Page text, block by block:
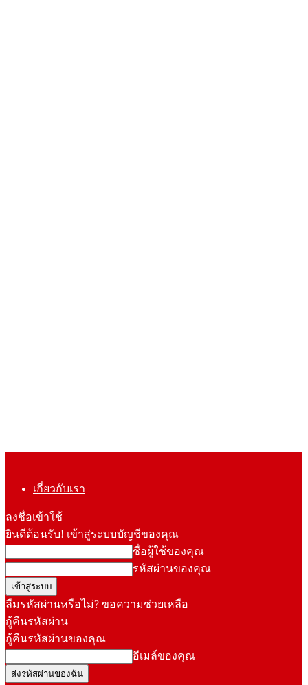
เกี่ยวกับเรา
ลงชื่อเข้าใช้
ยินดีต้อนรับ! เข้าสู่ระบบบัญชีของคุณ
ชื่อผู้ใช้ของคุณ
รหัสผ่านของคุณ
ลืมรหัสผ่านหรือไม่? ขอความช่วยเหลือ
กู้คืนรหัสผ่าน
กู้คืนรหัสผ่านของคุณ
อีเมล์ของคุณ